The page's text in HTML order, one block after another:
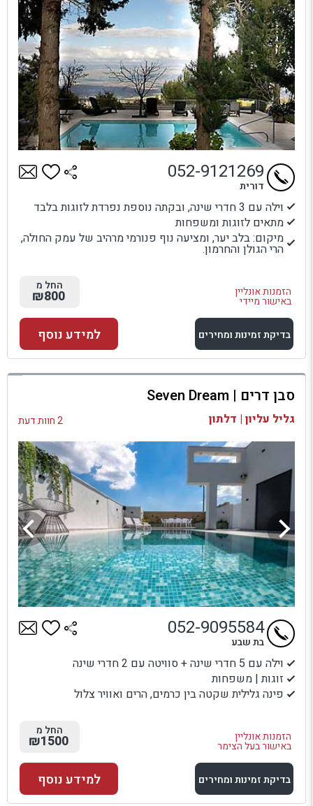
וילה עם 3 חדרי שינה, ובקתה נוספת נפרדת לזוגות בלבד
מתאים לזוגות ומשפחות
מיקום: בלב יער, ומציעה נוף פנורמי מרהיב של עמק החולה,
הרי הגולן והחרמון.
הזמנות אונליין
באישור מיידי
052-9121269
דורית
החל מ
₪800
בדיקת זמינות ומחירים
למתחם זה
בדיקת זמינות ומחירים
למידע נוסף
סבן דרים | Seven Dream
גליל עליון | דלתון 2 חוות דעת
וילה עם 5 חדרי שינה + סוויטה עם 2 חדרי שינה
זוגות | משפחות
פינה גלילית שקטה בין כרמים, הרים ואוויר צלול
הזמנות אונליין
באישור בעל הצימר
052-9095584
בת שבע
החל מ
₪1500
בדיקת זמינות ומחירים למידע נוסף